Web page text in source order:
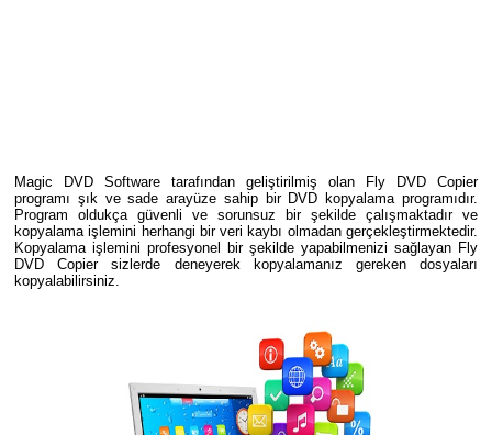
Magic DVD Software tarafından geliştirilmiş olan Fly DVD Copier
programı şık ve sade arayüze sahip bir DVD kopyalama programıdır.
Program oldukça güvenli ve sorunsuz bir şekilde çalışmaktadır ve
kopyalama işlemini herhangi bir veri kaybı olmadan gerçekleştirmektedir.
Kopyalama işlemini profesyonel bir şekilde yapabilmenizi sağlayan Fly
DVD Copier sizlerde deneyerek kopyalamanız gereken dosyaları
kopyalabilirsiniz.